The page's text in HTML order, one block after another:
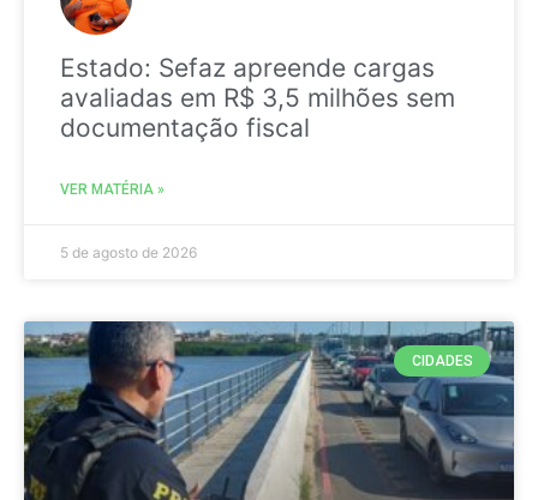
Estado: Sefaz apreende cargas
avaliadas em R$ 3,5 milhões sem
documentação fiscal
VER MATÉRIA »
5 de agosto de 2026
CIDADES